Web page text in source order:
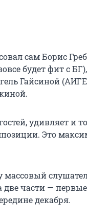
сам Борис
будет фит c
Гайсиной
удивляет и
Это
массовый
две части —
декабря.